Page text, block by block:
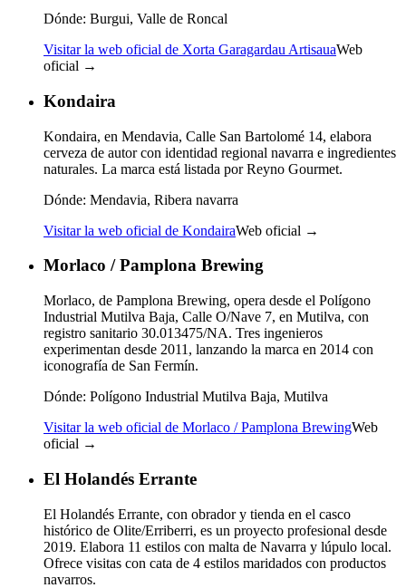
Dónde: Burgui, Valle de Roncal
Visitar la web oficial de Xorta Garagardau ArtisauaWeb
oficial →
Kondaira
Kondaira, en Mendavia, Calle San Bartolomé 14, elabora
cerveza de autor con identidad regional navarra e ingredientes
naturales. La marca está listada por Reyno Gourmet.
Dónde: Mendavia, Ribera navarra
Visitar la web oficial de KondairaWeb oficial →
Morlaco / Pamplona Brewing
Morlaco, de Pamplona Brewing, opera desde el Polígono
Industrial Mutilva Baja, Calle O/Nave 7, en Mutilva, con
registro sanitario 30.013475/NA. Tres ingenieros
experimentan desde 2011, lanzando la marca en 2014 con
iconografía de San Fermín.
Dónde: Polígono Industrial Mutilva Baja, Mutilva
Visitar la web oficial de Morlaco / Pamplona BrewingWeb
oficial →
El Holandés Errante
El Holandés Errante, con obrador y tienda en el casco
histórico de Olite/Erriberri, es un proyecto profesional desde
2019. Elabora 11 estilos con malta de Navarra y lúpulo local.
Ofrece visitas con cata de 4 estilos maridados con productos
navarros.